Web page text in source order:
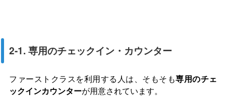
2-1. 専用のチェックイン・カウンター
ファーストクラスを利用する人は、そもそも専用のチェ
ックインカウンターが用意されています。